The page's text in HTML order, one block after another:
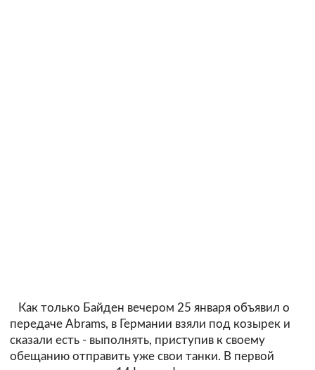
Как только Байден вечером 25 января объявил о
передаче Abrams, в Германии взяли под козырек и
сказали есть - выполнять, приступив к своему
обещанию отправить уже свои танки. В первой